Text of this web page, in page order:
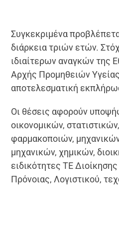
Συγκεκριμένα
διάρκεια τριών ετών.
ιδιαίτερων αναγκών της
Αρχής Προμηθειών
αποτελεσματική
Οι θέσεις αφορούν
οικονομικών,
φαρμακοποιών,
μηχανικών, χημικών,
ειδικότητες ΤΕ
Πρόνοιας, Λογιστικού,